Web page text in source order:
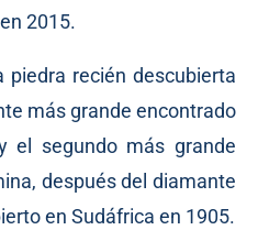
2015.
recién descubierta
más grande encontrado
el segundo más grande
después del diamante
en Sudáfrica en 1905.